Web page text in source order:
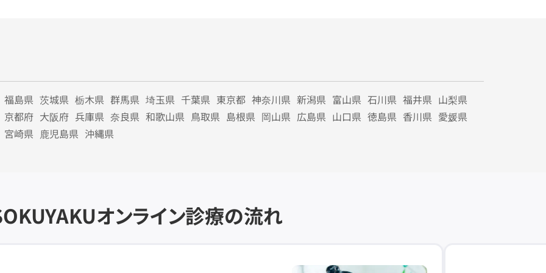
福島県 茨城県 栃木県 群馬県 埼玉県 千葉県 東京都 神奈川県 新潟県 富山県 石川県 福井県 山梨県
京都府 大阪府 兵庫県 奈良県 和歌山県 鳥取県 島根県 岡山県 広島県 山口県 徳島県 香川県 愛媛県
宮崎県 鹿児島県 沖縄県
オンライン診療の流れ